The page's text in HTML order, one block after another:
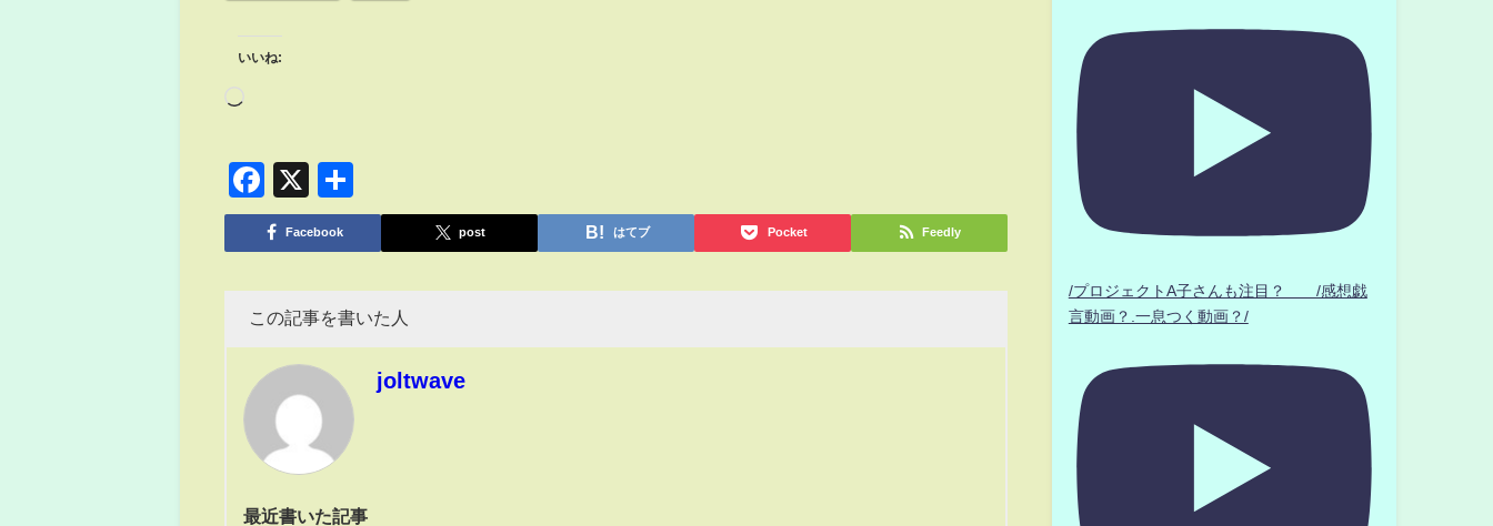
いいね:
Facebook
X
有
Facebook post はてブ Pocket Feedly
この記事を書いた人
joltwave
最近書いた記事
/プロジェクトA子さんも注目？ /感想戯
言動画？.一息つく動画？/